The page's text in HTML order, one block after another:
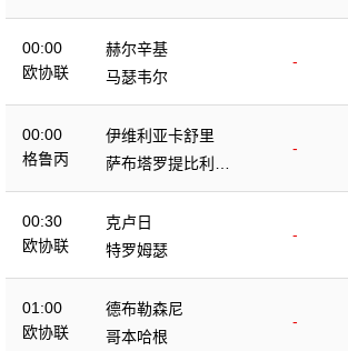
00:00
欧协联
赫尔辛基
-
马瑟韦尔
00:00
格鲁丙
伊维利亚卡舒里
-
萨布塔罗提比利锡
B队
00:30
欧协联
克卢日
-
特罗姆瑟
01:00
欧协联
德布勒森尼
-
哥本哈根